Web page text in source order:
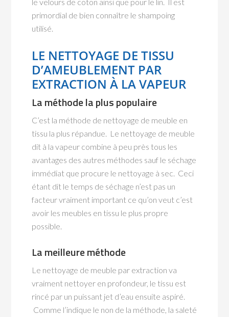
le velours de coton ainsi que pour le lin. Il est
primordial de bien connaître le shampoing
utilisé.
LE NETTOYAGE DE TISSU
D’AMEUBLEMENT PAR
EXTRACTION À LA VAPEUR
La méthode la plus populaire
C’est la méthode de nettoyage de meuble en
tissu la plus répandue. Le nettoyage de meuble
dit à la vapeur combine à peu près tous les
avantages des autres méthodes sauf le séchage
immédiat que procure le nettoyage à sec. Ceci
étant dit le temps de séchage n’est pas un
facteur vraiment important ce qu’on veut c’est
avoir les meubles en tissu le plus propre
possible.
La meilleure méthode
Le nettoyage de meuble par extraction va
vraiment nettoyer en profondeur, le tissu est
rincé par un puissant jet d’eau ensuite aspiré.
Comme l’indique le non de la méthode, la saleté